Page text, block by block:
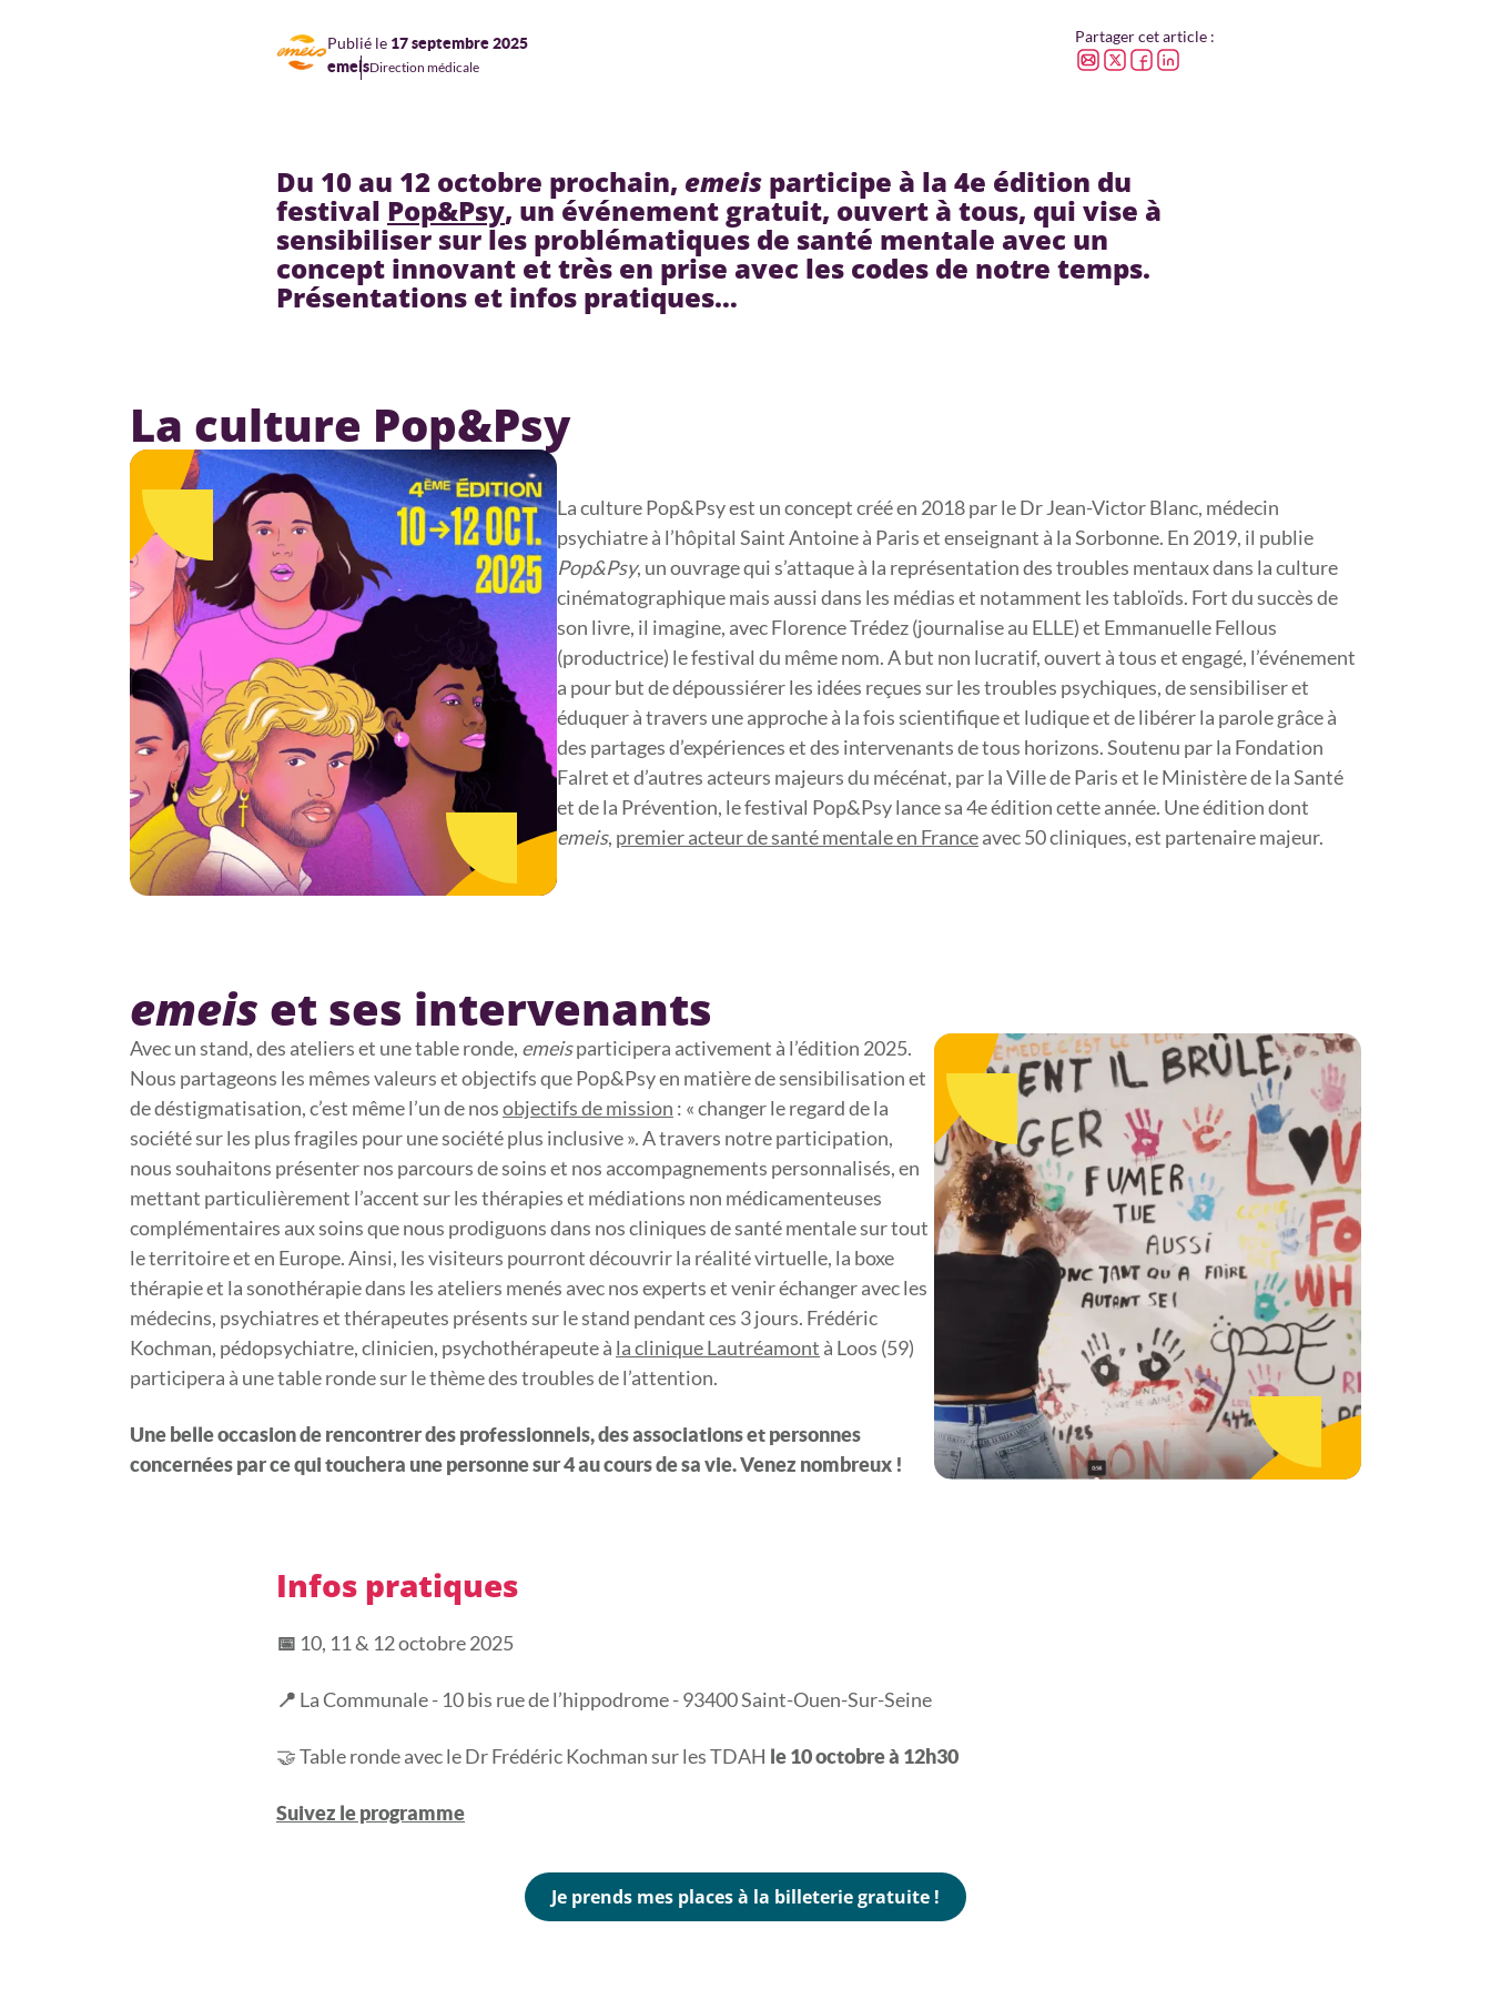
Publié le 17 septembre 2025
emeisDirection médicale
Partager cet article :
Du 10 au 12 octobre prochain, emeis participe à la 4e édition du
festival Pop&Psy, un événement gratuit, ouvert à tous, qui vise à
sensibiliser sur les problématiques de santé mentale avec un
concept innovant et très en prise avec les codes de notre temps.
Présentations et infos pratiques…
La culture Pop&Psy
La culture Pop&Psy est un concept créé en 2018 par le Dr Jean-Victor Blanc, médecin
psychiatre à l’hôpital Saint Antoine à Paris et enseignant à la Sorbonne. En 2019, il publie
Pop&Psy, un ouvrage qui s’attaque à la représentation des troubles mentaux dans la culture
cinématographique mais aussi dans les médias et notamment les tabloïds. Fort du succès de
son livre, il imagine, avec Florence Trédez (journalise au ELLE) et Emmanuelle Fellous
(productrice) le festival du même nom. A but non lucratif, ouvert à tous et engagé, l’événement
a pour but de dépoussiérer les idées reçues sur les troubles psychiques, de sensibiliser et
éduquer à travers une approche à la fois scientifique et ludique et de libérer la parole grâce à
des partages d’expériences et des intervenants de tous horizons. Soutenu par la Fondation
Falret et d’autres acteurs majeurs du mécénat, par la Ville de Paris et le Ministère de la Santé
et de la Prévention, le festival Pop&Psy lance sa 4e édition cette année. Une édition dont
emeis, premier acteur de santé mentale en Franceavec 50 cliniques, est partenaire majeur.
emeis et ses intervenants
Avec un stand, des ateliers et une table ronde, emeisparticipera activement à l’édition 2025.
Nous partageons les mêmes valeurs et objectifs que Pop&Psy en matière de sensibilisation et
de déstigmatisation, c’est même l’un de nosobjectifs de mission : « changer le regard de la
société sur les plus fragiles pour une société plus inclusive ». A travers notre participation,
nous souhaitons présenter nos parcours de soins et nos accompagnements personnalisés, en
mettant particulièrement l’accent sur les thérapies et médiations non médicamenteuses
complémentaires aux soins que nous prodiguons dans nos cliniques de santé mentale sur tout
le territoire et en Europe. Ainsi, les visiteurs pourront découvrir la réalité virtuelle, la boxe
thérapie et la sonothérapie dans les ateliers menés avec nos experts et venir échanger avec les
médecins, psychiatres et thérapeutes présents sur le stand pendant ces 3 jours. Frédéric
Kochman, pédopsychiatre, clinicien, psychothérapeute à la clinique Lautréamont à Loos (59)
participera à une table ronde sur le thème des troubles de l’attention.
Une belle occasion de rencontrer des professionnels, des associations et personnes
concernées par ce qui touchera une personne sur 4 au cours de sa vie. Venez nombreux !
Infos pratiques
📅 10, 11 & 12 octobre 2025
📍 La Communale - 10 bis rue de l’hippodrome - 93400 Saint-Ouen-Sur-Seine
🤝Table ronde avec le Dr Frédéric Kochman sur les TDAH le 10 octobre à 12h30
Suivez le programme
Je prends mes places à la billeterie gratuite !